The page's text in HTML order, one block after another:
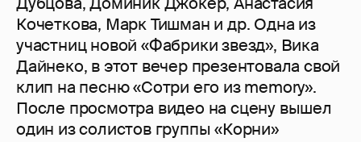
Кочеткова, Марк Тишман и др. Одна из
участниц новой «Фабрики звезд», Вика
Дайнеко, в этот вечер презентовала свой
клип на песню «Сотри его из memory».
После просмотра видео на сцену вышел
один из солистов группы «Корни»